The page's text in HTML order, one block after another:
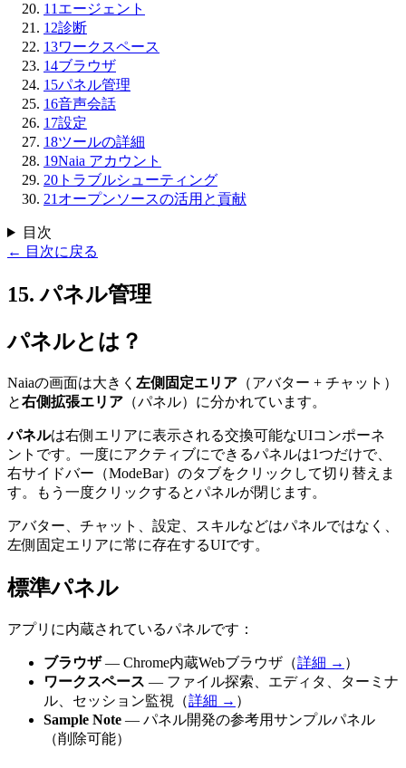
11 エージェント
12診断
13ワークスペース
14ブラウザ
15パネル管理
16音声会話
17設定
18ツールの詳細
19Naia アカウント
20 トラブルシューティング
21 オープンソースの活用と貢献
目次
← 目次に戻る
15.パネル管理
パネルとは？
Naiaの画面は大きく 左側固定エリア （アバター + チャット）
と右側拡張エリア （パネル）に分かれています。
パネルは右側エリアに表示される交換可能なUIコンポーネ
ントです。一度にアクティブにできるパネルは1つだけで、
右サイドバー（ModeBar）のタブをクリックして切り替えま
す。もう一度クリックするとパネルが閉じます。
アバター、チャット、設定、スキルなどはパネルではなく、
左側固定エリアに常に存在するUIです。
標準パネル
アプリに内蔵されているパネルです：
ブラウザ— Chrome内蔵Webブラウザ（詳細 → ）
ワークスペース — ファイル探索、エディタ、ターミナ
ル、セッション監視（詳細 → ）
Sample Note — パネル開発の参考用サンプルパネル
（削除可能）